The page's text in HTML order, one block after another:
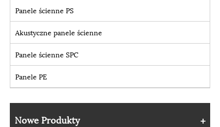
Panele ścienne PS
Akustyczne panele ścienne
Panele ścienne SPC
Panele PE
Nowe Produkty